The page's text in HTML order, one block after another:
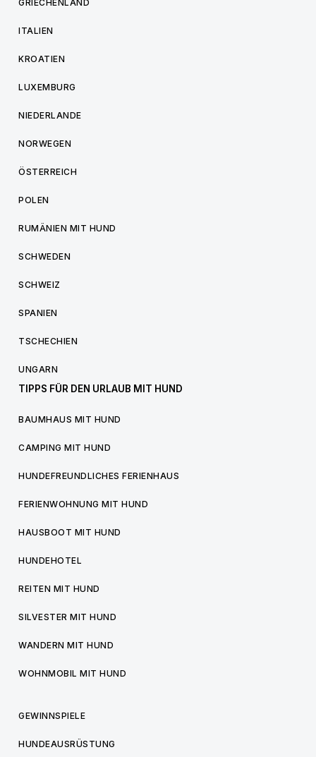
GRIECHENLAND
ITALIEN
KROATIEN
LUXEMBURG
NIEDERLANDE
NORWEGEN
ÖSTERREICH
POLEN
RUMÄNIEN MIT HUND
SCHWEDEN
SCHWEIZ
SPANIEN
TSCHECHIEN
UNGARN
TIPPS FÜR DEN URLAUB MIT HUND
BAUMHAUS MIT HUND
CAMPING MIT HUND
HUNDEFREUNDLICHES FERIENHAUS
FERIENWOHNUNG MIT HUND
HAUSBOOT MIT HUND
HUNDEHOTEL
REITEN MIT HUND
SILVESTER MIT HUND
WANDERN MIT HUND
WOHNMOBIL MIT HUND
GEWINNSPIELE
HUNDEAUSRÜSTUNG